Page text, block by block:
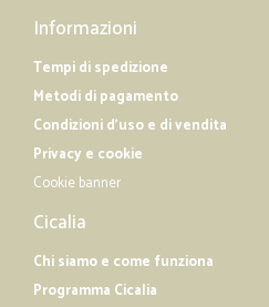
Informazioni
Tempi di spedizione
Metodi di pagamento
Condizioni d'uso e di vendita
Privacy e cookie
Cookie banner
Cicalia
Chi siamo e come funziona
Programma Cicalia